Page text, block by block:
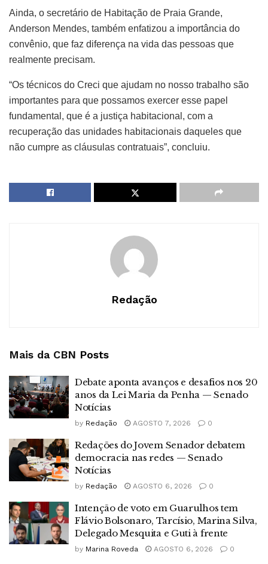
Ainda, o secretário de Habitação de Praia Grande,
Anderson Mendes, também enfatizou a importância do
convênio, que faz diferença na vida das pessoas que
realmente precisam.
“Os técnicos do Creci que ajudam no nosso trabalho são
importantes para que possamos exercer esse papel
fundamental, que é a justiça habitacional, com a
recuperação das unidades habitacionais daqueles que
não cumpre as cláusulas contratuais”, concluiu.
Redação
Mais da CBN Posts
Debate aponta avanços e desafios nos 20
anos da Lei Maria da Penha — Senado
Notícias
by Redação AGOSTO 7, 2026 0
Redações do Jovem Senador debatem
democracia nas redes — Senado
Notícias
by Redação AGOSTO 6, 2026 0
Intenção de voto em Guarulhos tem
Flávio Bolsonaro, Tarcísio, Marina Silva,
Delegado Mesquita e Guti à frente
by Marina Roveda AGOSTO 6, 2026 0